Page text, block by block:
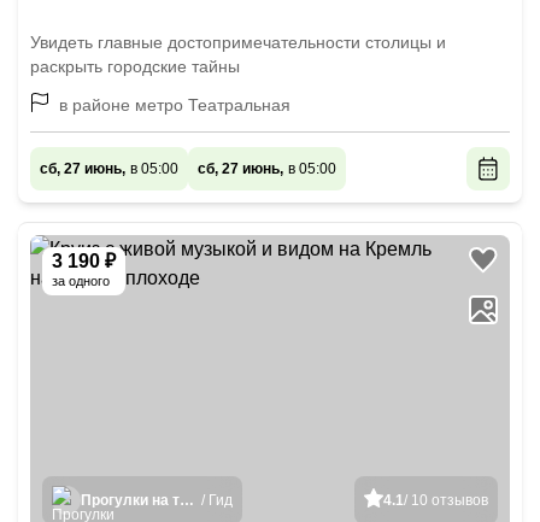
Увидеть главные достопримечательности столицы и
раскрыть городские тайны
в районе метро Театральная
сб, 27 июнь, в 05:00 сб, 27 июнь, в 05:00
3 190 ₽
за одного
4.1/ 10 отзывов
Прогулки на теплоходах / Гид